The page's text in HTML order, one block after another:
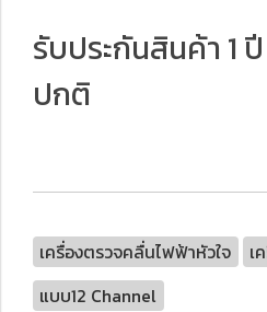
รับประกันสินค้า 1
ปกติ
เครื่องตรวจคลื่นไฟฟ้าหัวใจ
เ
แบบ12 Channel